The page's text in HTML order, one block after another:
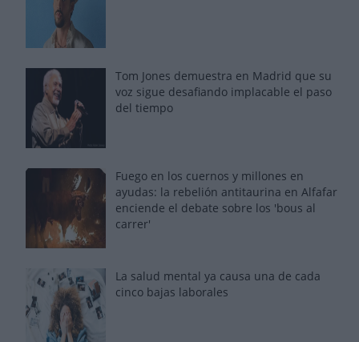
Tom Jones demuestra en Madrid que su
voz sigue desafiando implacable el paso
del tiempo
Fuego en los cuernos y millones en
ayudas: la rebelión antitaurina en Alfafar
enciende el debate sobre los 'bous al
carrer'
La salud mental ya causa una de cada
cinco bajas laborales